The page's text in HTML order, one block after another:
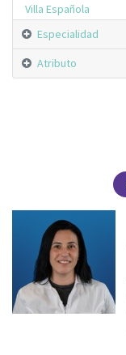
Villa Española
Especialidad
Atributo